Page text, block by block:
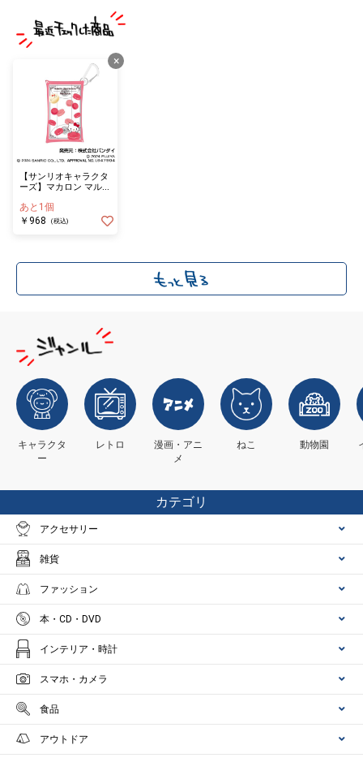
×
【サンリオキャラクタ
ーズ】マカロン マルチ
キティ
あと1個
￥968
(税込)
キャラクタ
ー
レトロ
漫画・アニ
メ
ねこ 動物園
カテゴリ
アクセサリー
雑貨
ファッション
本・CD・DVD
インテリア・時計
スマホ・カメラ
食品
アウトドア